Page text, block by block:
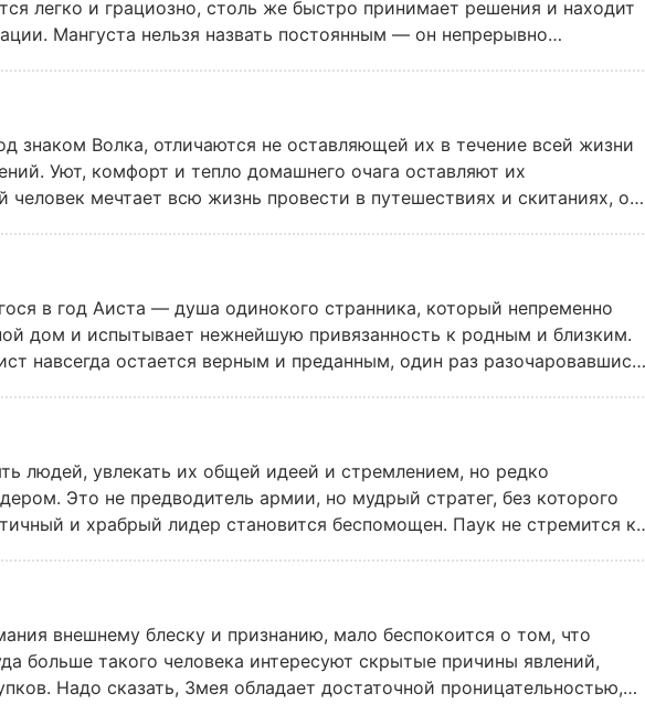
легко и грациозно, столь же быстро принимает решения и находит
Мангуста нельзя назвать постоянным — он непрерывно
об окружающих, опираясь на их поступки так же, как и на слова.
и искренним, Мангуст от других ждет того же, поэтому его легко
быстро рассеется.
знаком Волка, отличаются не оставляющей их в течение всей жизни
Уют, комфорт и тепло домашнего очага оставляют их
мечтает всю жизнь провести в путешествиях и скитаниях, он
в год Аиста — душа одинокого странника, который непременно
дом и испытывает нежнейшую привязанность к родным и близким.
навсегда остается верным и преданным, один раз разочаровавшись
людей, увлекать их общей идеей и стремлением, но редко
Это не предводитель армии, но мудрый стратег, без которого
и храбрый лидер становится беспомощен. Паук не стремится к
внешнему блеску и признанию, мало беспокоится о том, что
больше такого человека интересуют скрытые причины явлений,
Надо сказать, Змея обладает достаточной проницательностью,